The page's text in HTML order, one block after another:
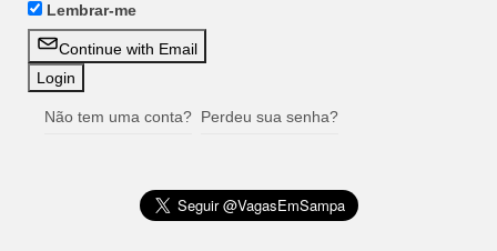
Lembrar-me
Continue with Email
Não tem uma conta? Perdeu sua senha?